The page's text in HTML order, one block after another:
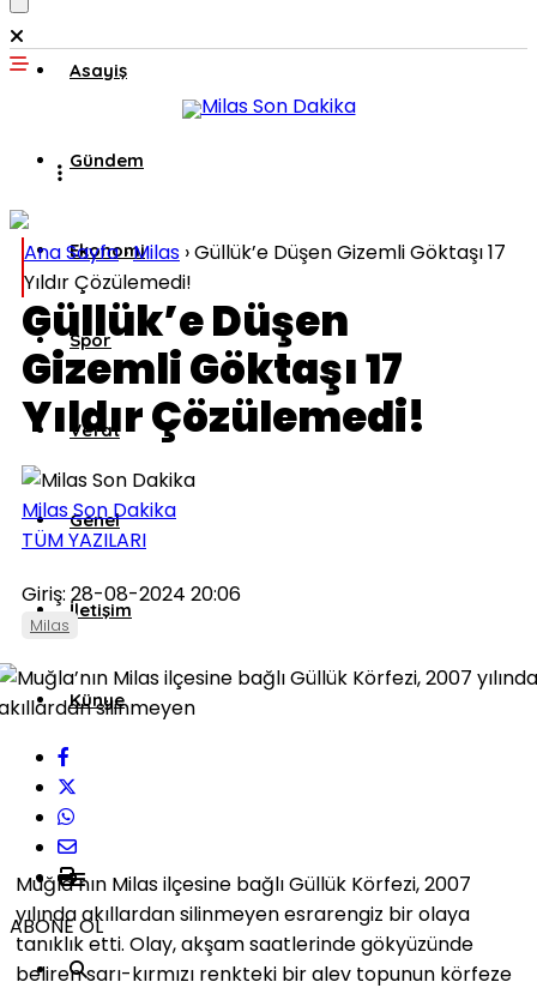
Asayiş
Gündem
Ekonomi
Spor
Vefat
Genel
İletişim
Künye
Ana Sayfa›Milas ›Güllük’e Düşen Gizemli Göktaşı 17
Yıldır Çözülemedi!
Güllük’e Düşen
Gizemli Göktaşı 17
Yıldır Çözülemedi!
Milas Son Dakika
TÜM YAZILARI
Giriş: 28-08-2024 20:06
Milas
ABONE OL
Muğla’nın Milas ilçesine bağlı Güllük Körfezi, 2007
yılında akıllardan silinmeyen esrarengiz bir olaya
tanıklık etti. Olay, akşam saatlerinde gökyüzünde
beliren sarı-kırmızı renkteki bir alev topunun körfeze